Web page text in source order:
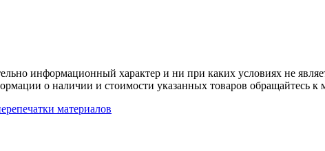
информационный характер и ни при каких условиях не
о наличии и стоимости указанных товаров обращайтесь к
материалов